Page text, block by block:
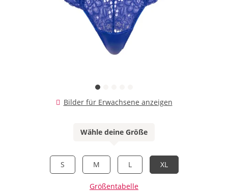
Bilder für Erwachsene anzeigen
Wähle deine Größe
S M L XL
Größentabelle